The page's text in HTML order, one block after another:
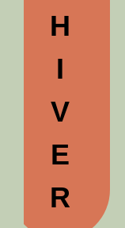
H
I
V
E
R